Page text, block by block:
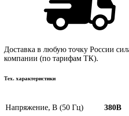
Доставка в любую точку России
компании (по тарифам ТК).
Тех. характеристики
Напряжение, В (50 Гц) 380В